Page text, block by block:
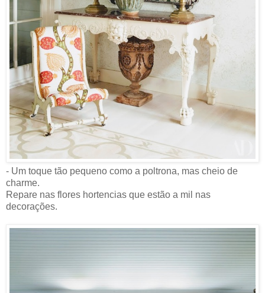
- Um toque tão pequeno como a poltrona, mas cheio de
charme.
Repare nas flores hortencias que estão a mil nas
decorações.